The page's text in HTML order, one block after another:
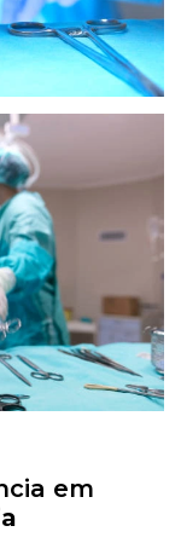
em